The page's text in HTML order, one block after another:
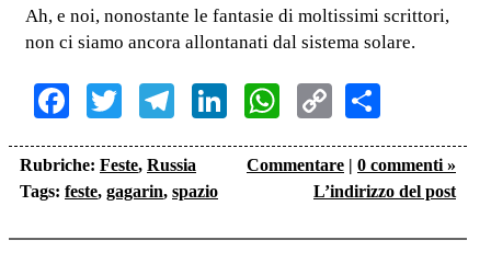
Ah, e noi, nonostante le fantasie di moltissimi scrittori,
non ci siamo ancora allontanati dal sistema solare.
Facebook
TwitterTelegram
LinkedInWhatsApp
Copy
Link
Rubriche: Feste, Russia
Tags: feste, gagarin, spazio
Commentare | 0 commenti »
L’indirizzo del post